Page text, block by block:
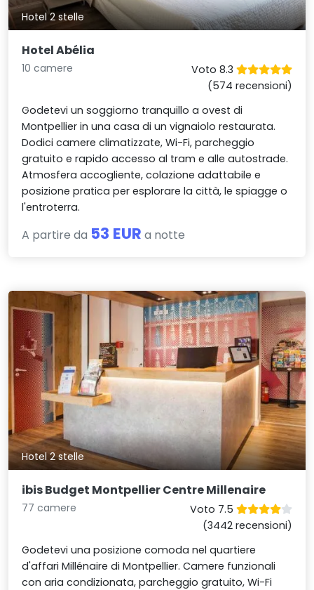
Hotel 2 stelle
Hotel Abélia
10 camere
Voto 8.3
(574 recensioni)
Godetevi un soggiorno tranquillo a ovest di
Montpellier in una casa di un vignaiolo restaurata.
Dodici camere climatizzate, Wi-Fi, parcheggio
gratuito e rapido accesso al tram e alle autostrade.
Atmosfera accogliente, colazione adattabile e
posizione pratica per esplorare la città, le spiagge o
l'entroterra.
A partire da 53 EUR a notte
Hotel 2 stelle
ibis Budget Montpellier Centre Millenaire
77 camere
Voto 7.5
(3442 recensioni)
Godetevi una posizione comoda nel quartiere
d'affari Millénaire di Montpellier. Camere funzionali
con aria condizionata, parcheggio gratuito, Wi-Fi